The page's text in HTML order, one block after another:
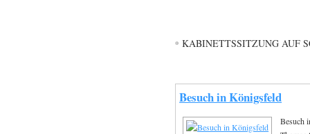
KABINETTSSITZUNG AUF
Besuch in Königsfeld
Besuch